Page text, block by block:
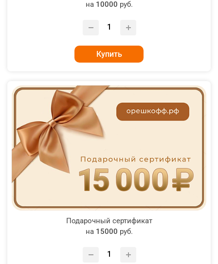
на 10000 руб.
Купить
Подарочный сертификат
на 15000 руб.